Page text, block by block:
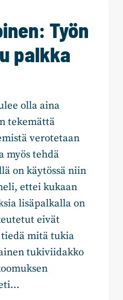
Työn
palkka
olla aina
tekemättä
verotetaan
myös tehdä
on käytössä niin
ettei kukaan
lisäpalkalla on
eivät
tiedä mitä tukia
tukiviidakko